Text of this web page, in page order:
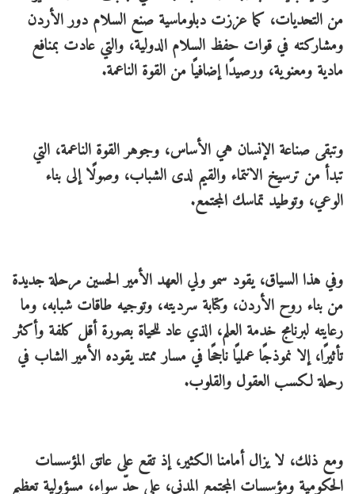
من التحديات، كما عززت دبلوماسية صنع السلام دور الأردن
ومشاركته في قوات حفظ السلام الدولية، والتي عادت بمنافع
مادية ومعنوية، ورصيدًا إضافيًا من القوة الناعمة.
وتبقى صناعة الإنسان هي الأساس، وجوهر القوة الناعمة، التي
تبدأ من ترسيخ الانتماء والقيم لدى الشباب، وصولًا إلى بناء
الوعي، وتوطيد تماسك المجتمع.
وفي هذا السياق، يقود سمو ولي العهد الأمير الحسين مرحلة جديدة
من بناء روح الأردن، وكتابة سرديته، وتوجيه طاقات شبابه، وما
رعايته لبرنامج خدمة العلم، الذي عاد للحياة بصورة أقل كلفة وأكثر
تأثيرًا، إلا نموذجًا عمليًا ناجحًا في مسار ممتد يقوده الأمير الشاب في
رحلة لكسب العقول والقلوب.
ومع ذلك، لا يزال أمامنا الكثير، إذ تقع على عاتق المؤسسات
الحكومية ومؤسسات المجتمع المدني، على حدّ سواء، مسؤولية تعظيم